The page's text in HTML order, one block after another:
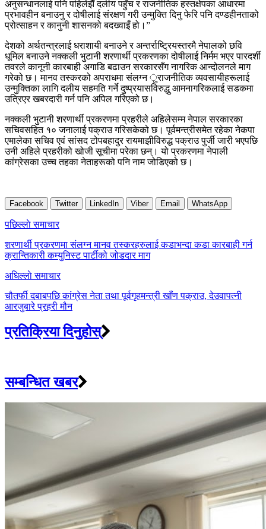
अनुसन्धानलाई पनि पहिलेझैँ दलीय पहुँच र राजनीतिक हस्तक्षेपका आधारमा
प्रभावहीन बनाउनु र दोषीलाई संरक्षण गरी उन्मुक्ति दिनु फेरि पनि दण्डहीनताको
प्रोत्साहन र कानुनी शासनको बदख्वाइँ हो।”
देशको अर्थतन्त्रलाई धराशायी बनाउने र अन्तर्राष्ट्रियस्तरमै नेपालको छवि
धूमिल बनाउने नक्कली भुटानी शरणार्थी प्रकरणका दोषीलाई निर्मम भएर पारदर्शी
तवरले कानूनी कारबाही अगाडि बढाउन सरकारसँग नागरिक आन्दोलनले माग
गरेको छ। मानव तस्करको अपराधमा संलग्न ुराजनीतिक व्यवसायीहरूलाई
उन्मुक्तिका लागि दलीय सहमति गर्ने दुष्प्रयासविरुद्धु आमनागरिकलाई सडकमा
उत्रिएर खबरदारी गर्न पनि अपिल गरिएको छ।
नक्कली भुटानी शरणार्थी प्रकरणमा प्रहरीले अहिलेसम्म नेपाल सरकारका
सचिवसहित १० जनालाई पक्राउ गरिसकेको छ। पूर्वमन्त्रीसमेत रहेका नेकपा
एमालेका सचिव एवं सांसद टोपबहादुर रायमाझीविरुद्ध पक्राउ पुर्जी जारी भएपछि
उनी अहिले प्रहरीको खोजी सूचीमा परेका छन्। यो प्रकरणमा नेपाली
कांग्रेसका उच्च तहका नेताहरूको पनि नाम जोडिएको छ।
Facebook Twitter LinkedIn Viber Email WhatsApp
Post
navigation
पछिल्लाे समाचार
शरणार्थी प्रकरणमा संलग्न मानव तस्करहरुलाई कडाभन्दा कडा कारबाही गर्न
क्रान्तिकारी कम्युनिस्ट पार्टीको जोडदार माग
अघिल्लाे समाचार
चौतर्फी दबाबपछि कांग्रेस नेता तथा पूर्वगृहमन्त्री खाँण पक्राउ, देउवापत्नी
आरजुबारे प्रहरी मौन
प्रतिक्रिया दिनुहोस्
सम्बन्धित खबर